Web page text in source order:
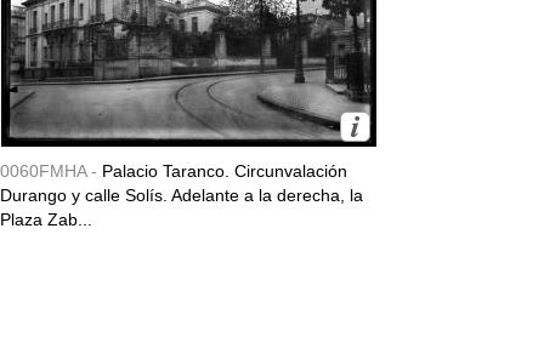
0060FMHA - Palacio Taranco. Circunvalación
Durango y calle Solís. Adelante a la derecha, la
Plaza Zab...